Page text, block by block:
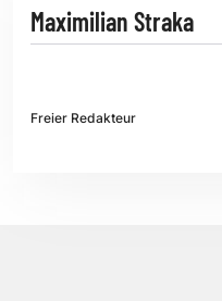
Maximilian Straka
Freier Redakteur